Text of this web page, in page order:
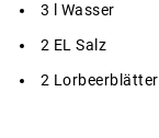
3 l Wasser
2 EL Salz
2 Lorbeerblätter